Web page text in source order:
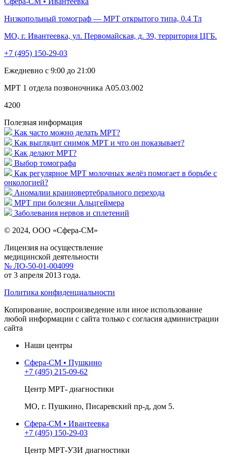
Низкопольный томограф — МРТ открытого типа, 0.4 Тл
МО, г. Ивантеевка, ул. Первомайская, д. 39, территория ЦГБ.
+7 (495) 150-29-03
Ежедневно с 9:00 до 21:00
МРТ 1 отдела позвоночника A05.03.002
4200
Полезная информация
Как часто можно делать МРТ?
Как выглядит снимок МРТ и что он показывает?
Как делают МРТ?
Выбор томографа
Как регулярное МРТ молочных желёз помогает в борьбе с
онкологией?
Аномалии краниовертебрального перехода
МРТ при болезни Альцгеймера
Заболевания нервов и сплетений
© 2024, ООО «Сфера-СМ»
Лицензия на осуществление
медицинской деятельности
№ ЛО-50-01-004099
от 3 апреля 2013 года.
Политика конфиденциальности
Копирование, воспроизведение или иное использование
любой информации с сайта только с согласия администрации
сайта
Наши центры
Сфера-СМ • Пушкино
+7 (495) 215-09-62
Центр МРТ- диагностики
МО, г. Пушкино, Писаревский пр-д, дом 5.
Сфера-СМ • Ивантеевка
+7 (495) 150-29-03
Центр МРТ-УЗИ диагностики